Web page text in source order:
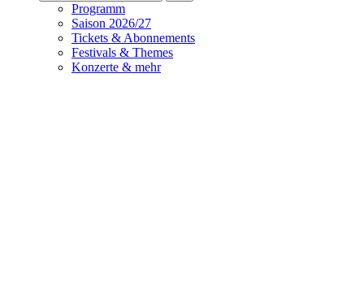
Programm
Saison 2026/27
Tickets & Abonnements
Festivals & Themes
Konzerte & mehr